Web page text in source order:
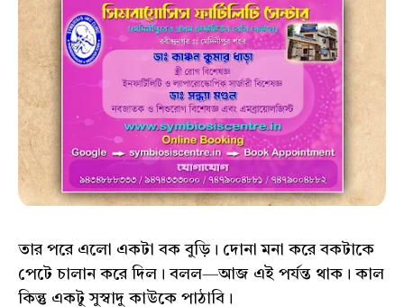
তার পরে এলো একটা বক বুড়ি। দোনা মনা করে বকটাকে
পেটে চালান করে দিল। বলল—আজ এই পর্যন্ত থাক। কাল
কিন্তু একটু সুস্বাদু কাউকে পাঠাবি।